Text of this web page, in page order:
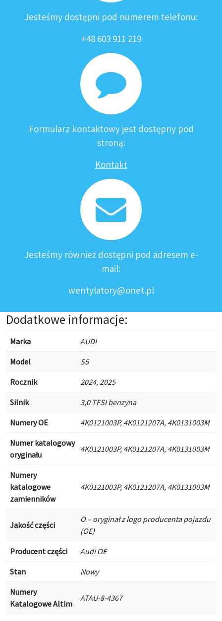
Jesteśmy dostępni pod numerem telefonu:
+48 603 911 219
Formularz kontaktowy jest dostępny pod
stroną:
Kontakt
Jesteśmy również dostępni pod adresem e-
mail:
wentylatory@onet.pl
Dodatkowe informacje:
Marka AUDI
Model S5
Rocznik 2024, 2025
Silnik 3,0 TFSI benzyna
Numery OE 4K0121003P, 4K0121207A, 4K0131003M
Numer katalogowy
oryginału
4K0121003P, 4K0121207A, 4K0131003M
Numery
katalogowe
zamienników
4K0121003P, 4K0121207A, 4K0131003M
Jakość części
O – oryginał z logo producenta pojazdu
(OE)
Producent części Audi OE
Stan Nowy
Numery
Katalogowe Altim
ATAU-8-4367